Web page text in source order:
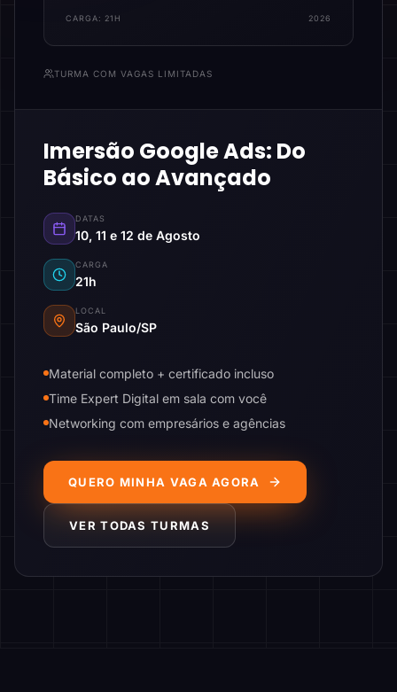
CARGA: 21H 2026
TURMA COM VAGAS LIMITADAS
Imersão Google Ads: Do
Básico ao Avançado
DATAS
10, 11 e 12 de Agosto
CARGA
21h
LOCAL
São Paulo/SP
Material completo + certificado incluso
Time Expert Digital em sala com você
Networking com empresários e agências
QUERO MINHA VAGA AGORA
VER TODAS TURMAS